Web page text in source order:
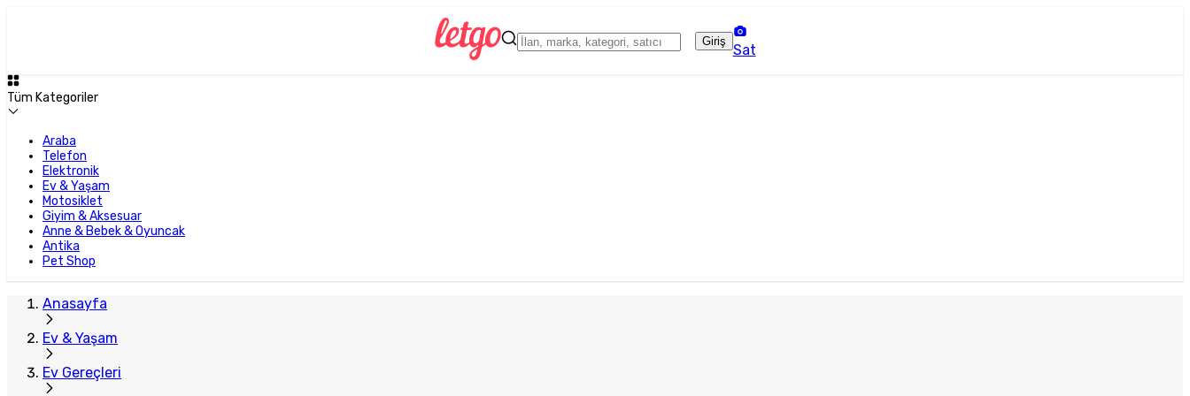
Giriş
Sat
Tüm Kategoriler
Araba
Telefon
Elektronik
Ev & Yaşam
Motosiklet
Giyim & Aksesuar
Anne & Bebek & Oyuncak
Antika
Pet Shop
Anasayfa
Ev & Yaşam
Ev Gereçleri